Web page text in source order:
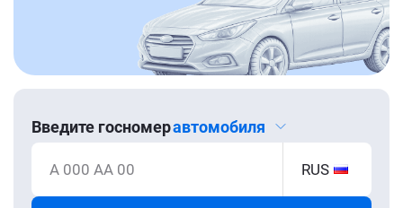
Введите госномеравтомобиля
А 000 АА 00 RUS